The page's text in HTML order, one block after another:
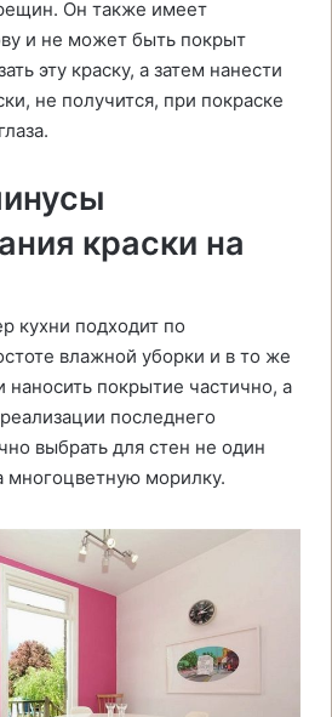
Он также имеет
и не может быть покрыт
эту краску, а затем нанести
не получится, при покраске
краски на
кухни подходит по
влажной уборки и в то же
покрытие частично, а
последнего
выбрать для стен не один
многоцветную морилку.